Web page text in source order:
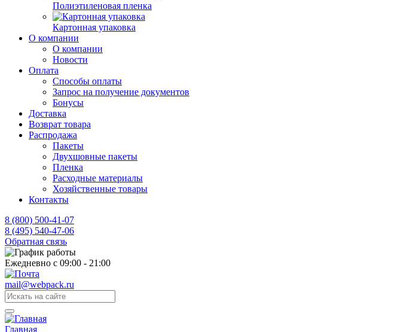
Полиэтиленовая пленка
Картонная упаковка
О компании
О компании
Новости
Оплата
Способы оплаты
Запрос на получение документов
Бонусы
Доставка
Возврат товара
Распродажа
Пакеты
Двухшовные пакеты
Пленка
Расходные материалы
Хозяйственные товары
Контакты
8 (800) 500-41-07
8 (495) 540-47-06
Обратная связь
Ежедневно с 09:00 - 21:00
mail@webpack.ru
Главная